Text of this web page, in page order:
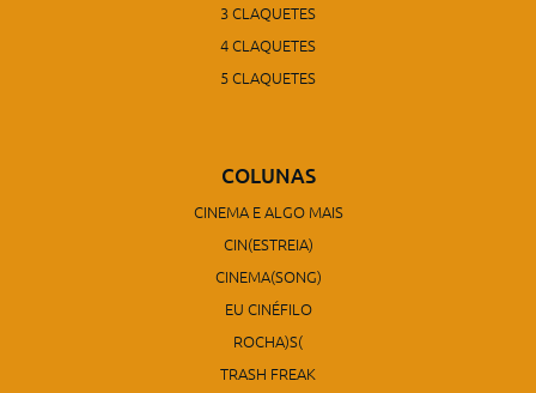
3 CLAQUETES
4 CLAQUETES
5 CLAQUETES
COLUNAS
CINEMA E ALGO MAIS
CIN(ESTREIA)
CINEMA(SONG)
EU CINÉFILO
ROCHA)S(
TRASH FREAK